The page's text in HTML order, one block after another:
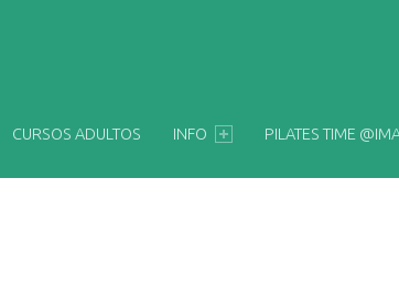
CURSOS ADULTOS INFO PILATES TIME